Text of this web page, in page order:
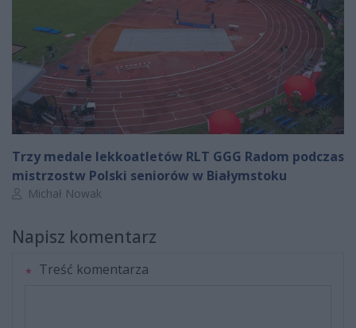
Trzy medale lekkoatletów RLT GGG Radom podczas
mistrzostw Polski seniorów w Białymstoku
Autor artykułu:
Michał Nowak
Napisz komentarz
Treść komentarza